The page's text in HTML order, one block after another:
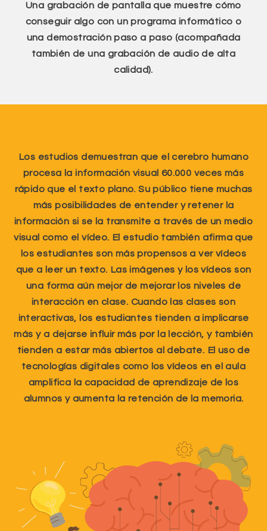
Una grabación de pantalla que muestre cómo
conseguir algo con un programa informático o
una demostración paso a paso (acompañada
también de una grabación de audio de alta
calidad).
Los estudios demuestran que el cerebro humano
procesa la información visual 60.000 veces más
rápido que el texto plano. Su público tiene muchas
más posibilidades de entender y retener la
información si se la transmite a través de un medio
visual como el vídeo. El estudio también afirma que
los estudiantes son más propensos a ver vídeos
que a leer un texto. Las imágenes y los vídeos son
una forma aún mejor de mejorar los niveles de
interacción en clase. Cuando las clases son
interactivas, los estudiantes tienden a implicarse
más y a dejarse influir más por la lección, y también
tienden a estar más abiertos al debate. El uso de
tecnologías digitales como los vídeos en el aula
amplifica la capacidad de aprendizaje de los
alumnos y aumenta la retención de la memoria.